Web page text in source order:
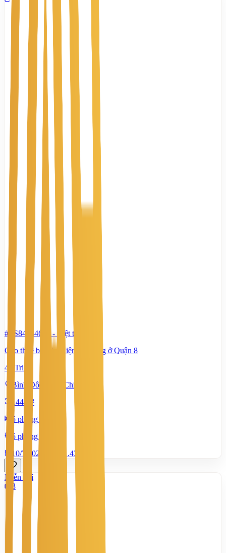
#TS84434656 -
Biệt thự
Cho thuê biệt thự diện tích rộng ở Quận 8
45 Triệu
Bình Đông, Hồ Chí Minh
144 m²
5 phòng ngủ
5 phòng tắm
10/7/2026
1.437
Miễn phí
3